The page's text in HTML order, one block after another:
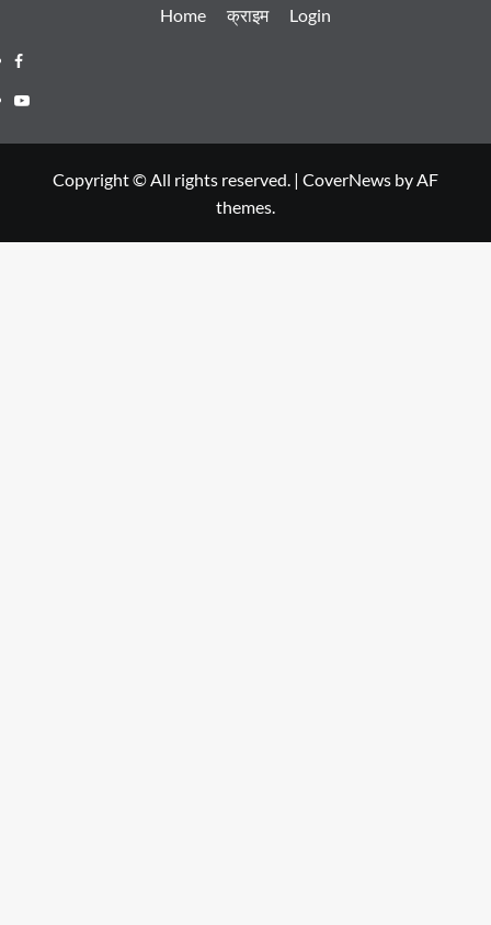
Home क्राइम Login
Facebook
Youtube
Copyright © All rights reserved. | CoverNews by AF
themes.